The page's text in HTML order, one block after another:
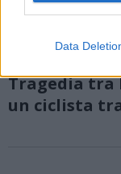
Data
Tragedia tra
un ciclista